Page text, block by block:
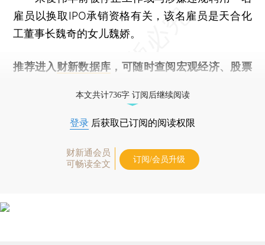
雇员以换取IPO承销资格有关，该名雇员是天合化
工董事长魏奇的女儿魏娇。
推荐进入 财新数据库 ，可随时查阅宏观经济、股票
本文共计736字 订阅后继续阅读
登录 后获取已订阅的阅读权限
财新通会员
可畅读全文
订阅/会员升级